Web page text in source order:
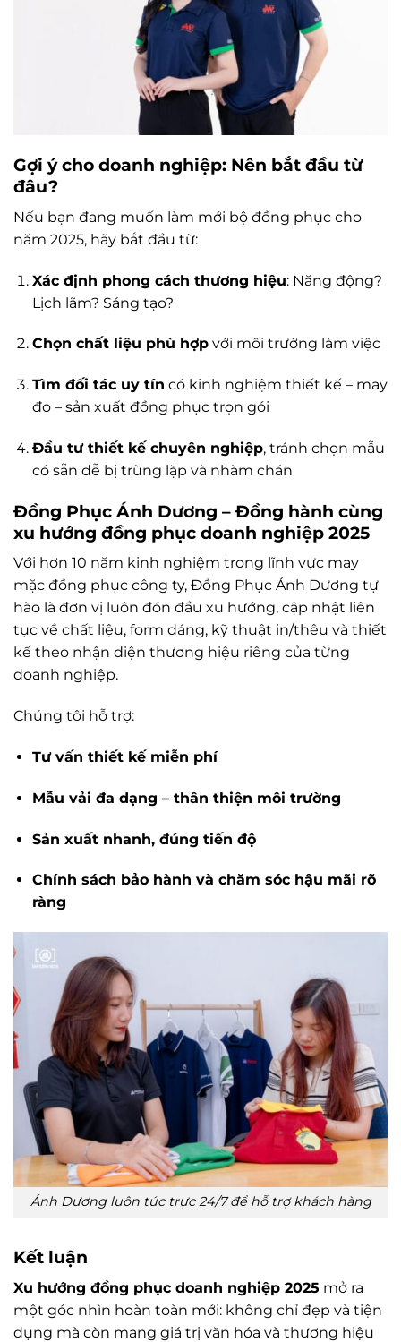
Gợi ý cho doanh nghiệp: Nên bắt đầu từ
đâu?
Nếu bạn đang muốn làm mới bộ đồng phục cho
năm 2025, hãy bắt đầu từ:
Xác định phong cách thương hiệu: Năng động?
Lịch lãm? Sáng tạo?
Chọn chất liệu phù hợpvới môi trường làm việc
Tìm đối tác uy tín có kinh nghiệm thiết kế – may
đo – sản xuất đồng phục trọn gói
Đầu tư thiết kế chuyên nghiệp, tránh chọn mẫu
có sẵn dễ bị trùng lặp và nhàm chán
Đồng Phục Ánh Dương – Đồng hành cùng
xu hướng đồng phục doanh nghiệp 2025
Với hơn 10 năm kinh nghiệm trong lĩnh vực may
mặc đồng phục công ty, Đồng Phục Ánh Dương tự
hào là đơn vị luôn đón đầu xu hướng, cập nhật liên
tục về chất liệu, form dáng, kỹ thuật in/thêu và thiết
kế theo nhận diện thương hiệu riêng của từng
doanh nghiệp.
Chúng tôi hỗ trợ:
Tư vấn thiết kế miễn phí
Mẫu vải đa dạng – thân thiện môi trường
Sản xuất nhanh, đúng tiến độ
Chính sách bảo hành và chăm sóc hậu mãi rõ
ràng
Ánh Dương luôn túc trực 24/7 để hỗ trợ khách hàng
Kết luận
Xu hướng đồng phục doanh nghiệp 2025 mở ra
một góc nhìn hoàn toàn mới: không chỉ đẹp và tiện
dụng mà còn mang giá trị văn hóa và thương hiệu